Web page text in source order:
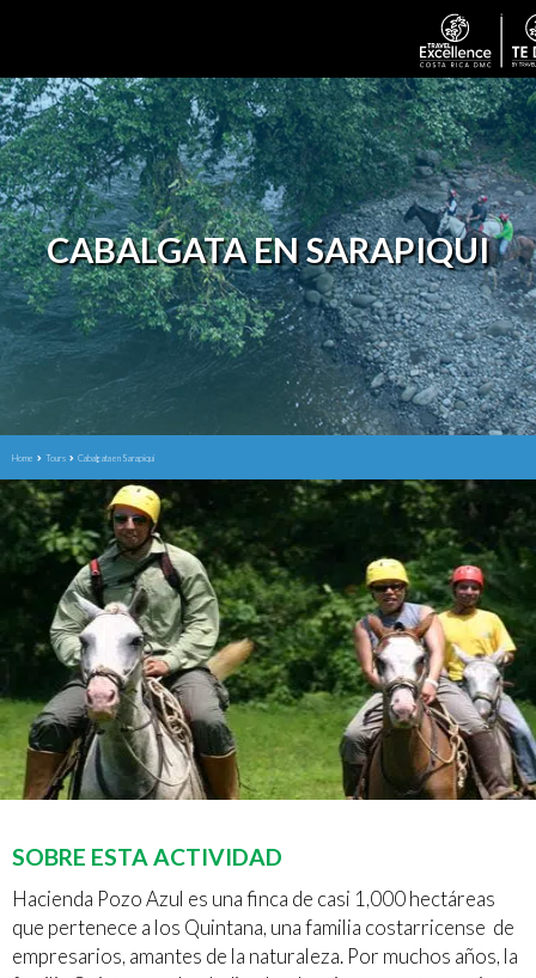
CABALGATA EN SARAPIQUI
Home Tours Cabalgata en Sarapiqui
SOBRE ESTA ACTIVIDAD
Hacienda Pozo Azul es una finca de casi 1,000 hectáreas
que pertenece a los Quintana, una familia costarricense de
empresarios, amantes de la naturaleza. Por muchos años, la